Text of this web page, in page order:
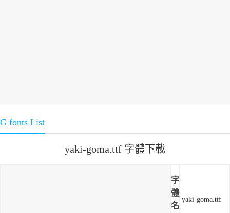
G fonts List
yaki-goma.ttf 字體下載
字
體
名
yaki-goma.ttf